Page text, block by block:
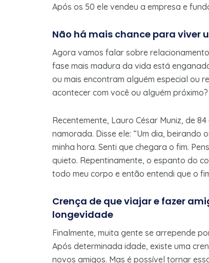
Após os 50 ele vendeu a empresa e
Não há mais chance para viver
Agora vamos falar sobre
fase mais madura da vida está
ou mais encontram alguém especial ou
acontecer com você ou alguém próximo?
Recentemente, Lauro César Muniz, de
namorada. Disse ele: “Um dia, beirando
minha hora. Senti que chegara o fim.
quieto. Repentinamente, o espanto do
todo meu corpo e então entendi que o
Crença de que viajar e fazer
longevidade
Finalmente, muita gente se arrepende
Após determinada idade, existe uma
novos amigos. Mas é possível tornar